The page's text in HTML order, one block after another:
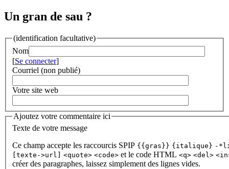
Un gran de sau ?
(identification facultative)
Nom
[Se connecter]
Courriel (non publié)
Votre site web
Ajoutez votre commentaire ici
Texte de votre message
Ce champ accepte les raccourcis SPIP {{gras}} {italique} -
[texte->url]
<quote> <code> et le code HTML <q> <del>
créer des paragraphes, laissez simplement des lignes vides.